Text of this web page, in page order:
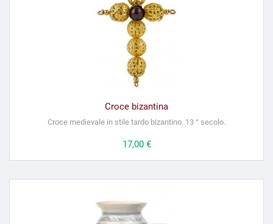
Croce bizantina
Croce medievale in stile tardo bizantino. 13 ° secolo.
Prezzo
17,00 €